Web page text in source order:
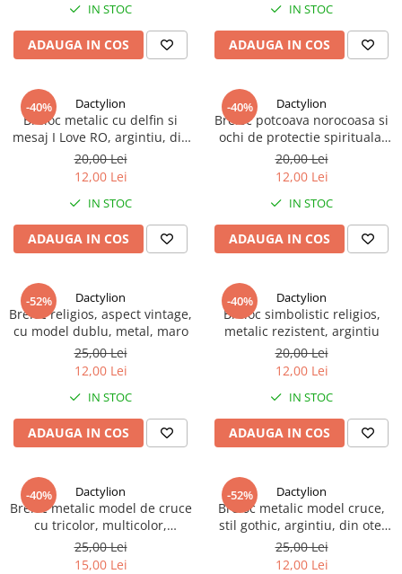
IN STOC
ADAUGA IN COS
IN STOC
ADAUGA IN COS
-40% Dactylion
Breloc metalic cu delfin si
mesaj I Love RO, argintiu, din
otel inoxidabil
20,00 Lei
12,00 Lei
IN STOC
ADAUGA IN COS
-40% Dactylion
Breloc potcoava norocoasa si
ochi de protectie spirituala,
inox, argintiu
20,00 Lei
12,00 Lei
IN STOC
ADAUGA IN COS
-52% Dactylion
Breloc religios, aspect vintage,
cu model dublu, metal, maro
25,00 Lei
12,00 Lei
IN STOC
ADAUGA IN COS
-40% Dactylion
Breloc simbolistic religios,
metalic rezistent, argintiu
20,00 Lei
12,00 Lei
IN STOC
ADAUGA IN COS
-40% Dactylion
Breloc metalic model de cruce
cu tricolor, multicolor,
argintiu, din otel inoxidabil
25,00 Lei
15,00 Lei
-52% Dactylion
Breloc metalic model cruce,
stil gothic, argintiu, din otel
inoxidabil
25,00 Lei
12,00 Lei